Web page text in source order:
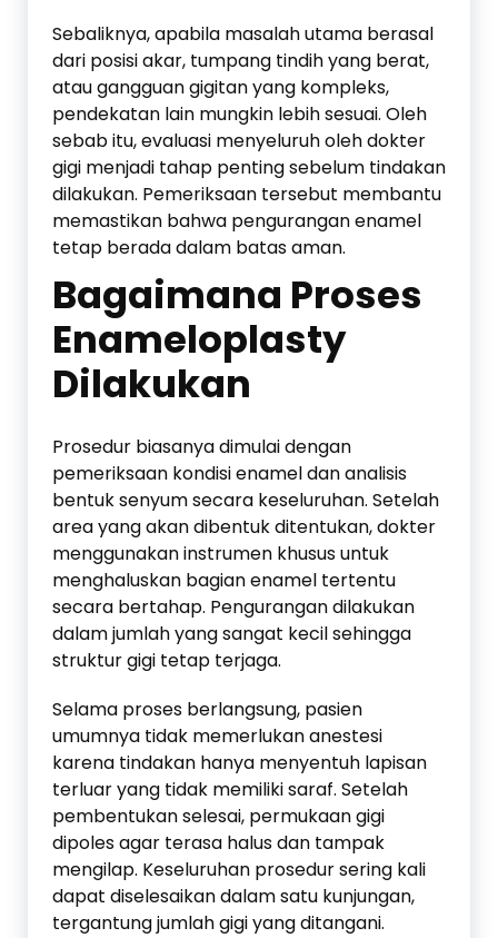
Sebaliknya, apabila masalah utama berasal
dari posisi akar, tumpang tindih yang berat,
atau gangguan gigitan yang kompleks,
pendekatan lain mungkin lebih sesuai. Oleh
sebab itu, evaluasi menyeluruh oleh dokter
gigi menjadi tahap penting sebelum tindakan
dilakukan. Pemeriksaan tersebut membantu
memastikan bahwa pengurangan enamel
tetap berada dalam batas aman.
Bagaimana Proses
Enameloplasty
Dilakukan
Prosedur biasanya dimulai dengan
pemeriksaan kondisi enamel dan analisis
bentuk senyum secara keseluruhan. Setelah
area yang akan dibentuk ditentukan, dokter
menggunakan instrumen khusus untuk
menghaluskan bagian enamel tertentu
secara bertahap. Pengurangan dilakukan
dalam jumlah yang sangat kecil sehingga
struktur gigi tetap terjaga.
Selama proses berlangsung, pasien
umumnya tidak memerlukan anestesi
karena tindakan hanya menyentuh lapisan
terluar yang tidak memiliki saraf. Setelah
pembentukan selesai, permukaan gigi
dipoles agar terasa halus dan tampak
mengilap. Keseluruhan prosedur sering kali
dapat diselesaikan dalam satu kunjungan,
tergantung jumlah gigi yang ditangani.